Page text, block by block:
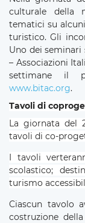
culturale della
tematici su
turistico. Gli
Uno dei seminari
– Associazioni
settimane il
www.bitac.org.
Tavoli di
La giornata del
tavoli di co-
I tavoli
scolastico;
turismo
Ciascun tavolo
costruzione